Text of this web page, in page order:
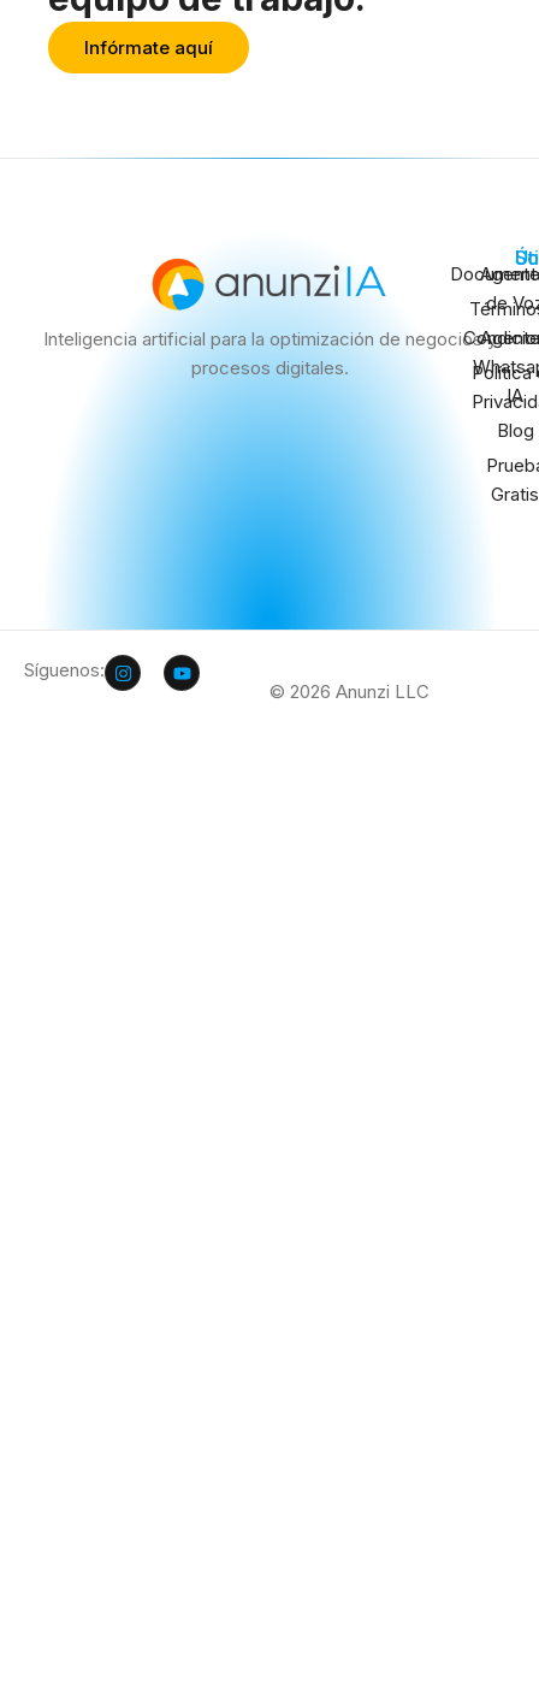
Infórmate aquí
Inteligencia artificial para la optimización de negocios y
procesos digitales.
de
IA
Blog
Gratis
Política
© 2026 Anunzi LLC
Síguenos: